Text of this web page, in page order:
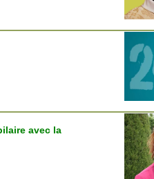
avec la